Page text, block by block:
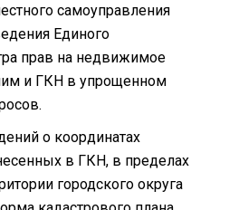
самоуправления
Единого
прав на недвижимое
и ГКН в упрощенном
о координатах
в ГКН, в пределах
городского округа